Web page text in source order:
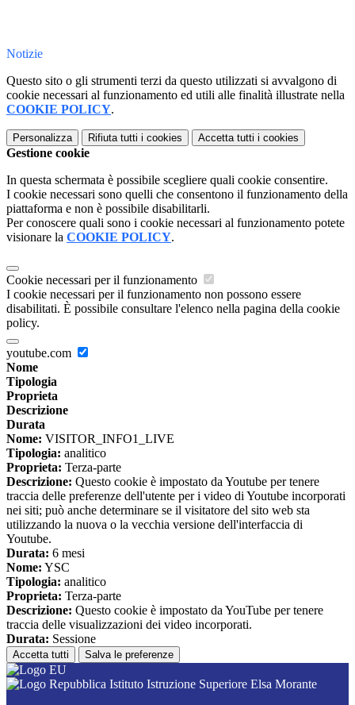
Notizie
Questo sito o gli strumenti terzi da questo utilizzati si avvalgono di
cookie necessari al funzionamento ed utili alle finalità illustrate nella
COOKIE POLICY.
Personalizza Rifiuta tutti i cookies Accetta tutti i cookies
Gestione cookie
In questa schermata è possibile scegliere quali cookie consentire.
I cookie necessari sono quelli che consentono il funzionamento della
piattaforma e non è possibile disabilitarli.
Per conoscere quali sono i cookie necessari al funzionamento potete
visionare la COOKIE POLICY.
Cookie necessari per il funzionamento
I cookie necessari per il funzionamento non possono essere
disabilitati. È possibile consultare l'elenco nella pagina della cookie
policy.
youtube.com
Nome
Tipologia
Proprieta
Descrizione
Durata
Nome: VISITOR_INFO1_LIVE
Tipologia: analitico
Proprieta: Terza-parte
Descrizione: Questo cookie è impostato da Youtube per tenere
traccia delle preferenze dell'utente per i video di Youtube incorporati
nei siti; può anche determinare se il visitatore del sito web sta
utilizzando la nuova o la vecchia versione dell'interfaccia di
Youtube.
Durata: 6 mesi
Nome: YSC
Tipologia: analitico
Proprieta: Terza-parte
Descrizione: Questo cookie è impostato da YouTube per tenere
traccia delle visualizzazioni dei video incorporati.
Durata: Sessione
Accetta tutti Salva le preferenze
Istituto Istruzione Superiore Elsa Morante